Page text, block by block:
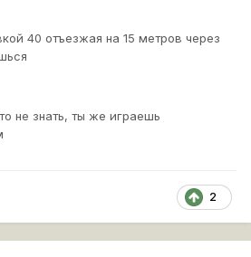
40 отъезжая на 15 метров через
не знать, ты же играешь
2